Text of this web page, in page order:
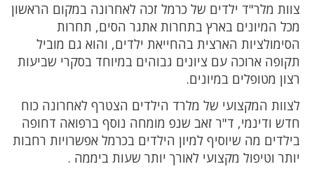
צוות מלר"ד ילדים של כרמל זכה לאחרונה במקום הראשון
מכל המיונים בארץ בתחרות אתגר הסים, תחרות
הסימולציות הארצית בהחייאת ילדים, והוא גם מוביל
תקופה ארוכה עם ציונים גבוהים במיוחד בסקרי שביעות
רצון מטופלים במיונים.
לצוות המקצועי של מלרד הילדים הצטרף לאחרונה כוח
חדש ודינמי, ד"ר זאב שנפ מומחה נוסף ברפואה דחופה
בילדים מה שיוסיף למיון הילדים בכרמל אפשרויות רחבות
יותר וטיפול מקצועי לאורך יותר שעות ביממה .